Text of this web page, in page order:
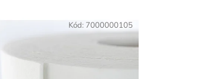
Kód: 7000000105